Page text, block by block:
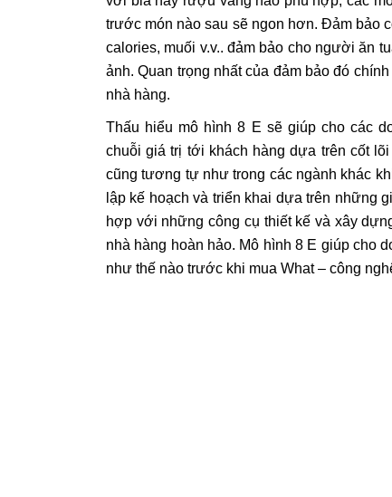
trước món nào sau sẽ ngon hơn. Đảm bảo
calories, muối v.v.. đảm bảo cho người ăn
ảnh. Quan trọng nhất của đảm bảo đó
nhà hàng.
Thấu hiểu mô hình 8 E sẽ giúp cho các
chuỗi giá trị tới khách hàng dựa trên cốt
cũng tương tự như trong các ngành khác
lập kế hoạch và triển khai dựa trên những
hợp với những công cụ thiết kế và xây
nhà hàng hoàn hảo. Mô hình 8 E giúp cho
như thế nào trước khi mua What – công